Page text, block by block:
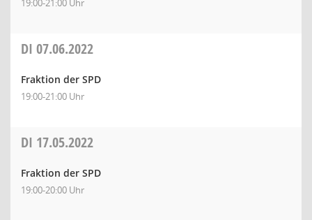
19:00-21:00 Uhr
DI 07.06.2022
Fraktion der SPD
19:00-21:00 Uhr
DI 17.05.2022
Fraktion der SPD
19:00-20:00 Uhr